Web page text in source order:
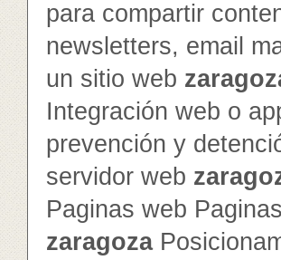
para compartir
newsletters, email
un sitio web
Integración web o
prevención y
servidor web
Paginas web
zaragoza